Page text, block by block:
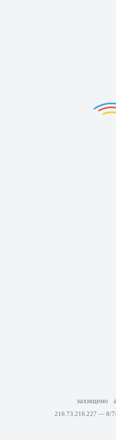
захищено
216.73.216.227 — 8/